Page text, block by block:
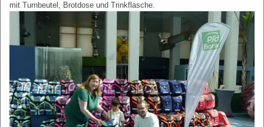
mit Turnbeutel, Brotdose und Trinkflasche.